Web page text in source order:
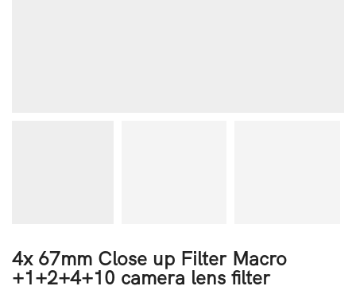
4x 67mm Close up Filter Macro
+1+2+4+10 camera lens filter